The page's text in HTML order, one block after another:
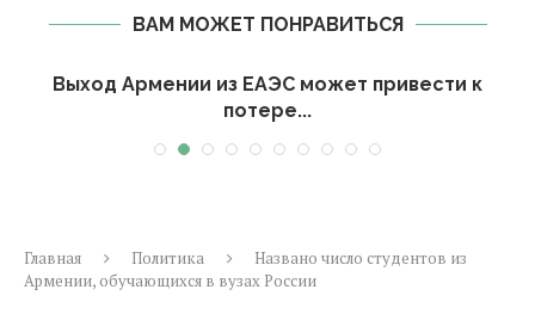
ВАМ МОЖЕТ ПОНРАВИТЬСЯ
Выход Армении из ЕАЭС может привести к
потере...
Главная Политика
Названо число студентов из
Армении, обучающихся в вузах России